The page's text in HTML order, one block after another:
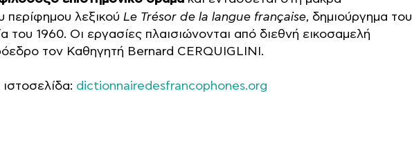
περίφημου λεξικού Le Trésor de la langue française, δημιούργημα του
του 1960. Οι εργασίες πλαισιώνονται από διεθνή εικοσαμελή
τον Καθηγητή Bernard CERQUIGLINI.
dictionnairedesfrancophones.org